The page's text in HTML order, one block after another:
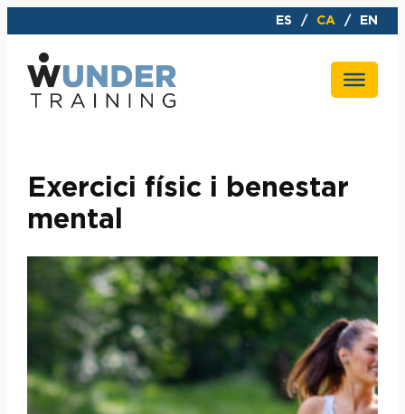
al
contingut
ES CA EN
Exercici físic i benestar
mental